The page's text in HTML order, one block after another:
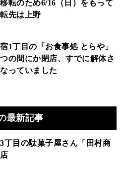
転のため6/16（日）をもって
先は上野
1丁目の「お食事処 とらや」
の間にか閉店、すでに解体さ
っていました
最新記事
丁目の駄菓子屋さん「田村商